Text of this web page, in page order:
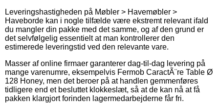
Leveringshastigheden på Møbler > Havemøbler >
Haveborde kan i nogle tilfælde være ekstremt relevant ifald
du mangler din pakke med det samme, og af den grund er
det selvfølgelig essentielt at man kontrollerer den
estimerede leveringstid ved den relevante vare.
Masser af online firmaer garanterer dag-til-dag levering på
mange varenumre, eksempelvis Fermob CaractÃ¨re Table Ø
128 Honey, men det beroer på at handlen gemmenføres
tidligere end et besluttet klokkeslæt, så at de kan nå at få
pakken klargjort forinden lagermedarbejderne får fri.